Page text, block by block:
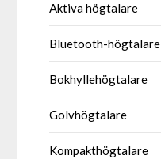
Aktiva högtalare
Bluetooth-högtalare
Bokhyllehögtalare
Golvhögtalare
Kompakthögtalare